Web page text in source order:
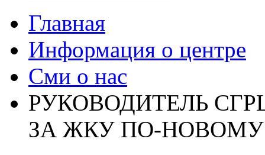
Главная
Информация о центре
Сми о нас
РУКОВОДИТЕЛЬ
ЗА ЖКУ ПО-НОВОМУ